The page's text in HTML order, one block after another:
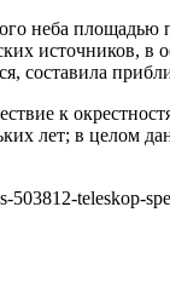
неба
источников, в
составила
к
лет; в целом
teleskop-